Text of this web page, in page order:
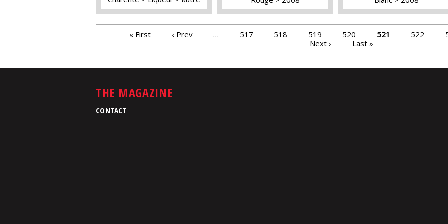
« First ‹ Prev … 517 518 519 520 521 522
Next ›
Last »
THE MAGAZINE
CONTACT